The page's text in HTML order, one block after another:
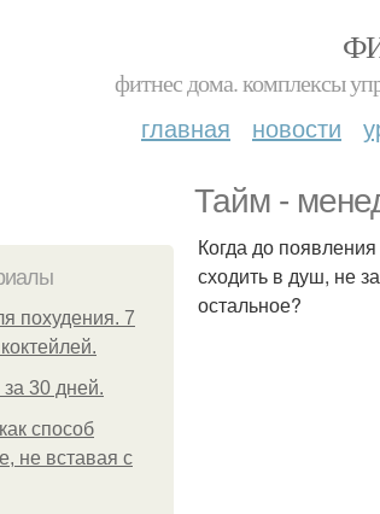
фитнес дома. комплексы
главная новости
Тайм -
похудения. 7
за 30 дней.
способ
не вставая с
Когда до
сходить в душ, не
остальное?